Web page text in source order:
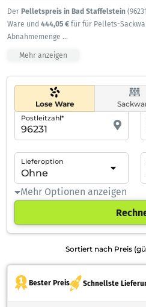
Der Pelletspreis in Bad Staffelstein
Ware und 444,05 € für für Pellets-
Abnahmemenge ...
Mehr anzeigen
Lose Ware
Postleitzahl*
Lieferoption
Mehr Optionen anzeigen
Sortiert nach Preis
Bester Preis Schnellste